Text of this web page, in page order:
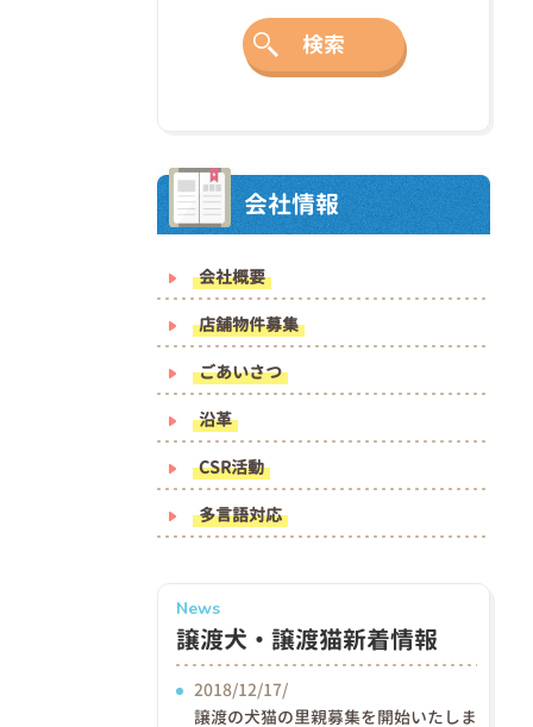
検索
会社情報
会社概要
店舗物件募集
ごあいさつ
沿革
CSR活動
多言語対応
News
譲渡犬・譲渡猫新着情報
2018/12/17/
譲渡の犬猫の里親募集を開始いたしま